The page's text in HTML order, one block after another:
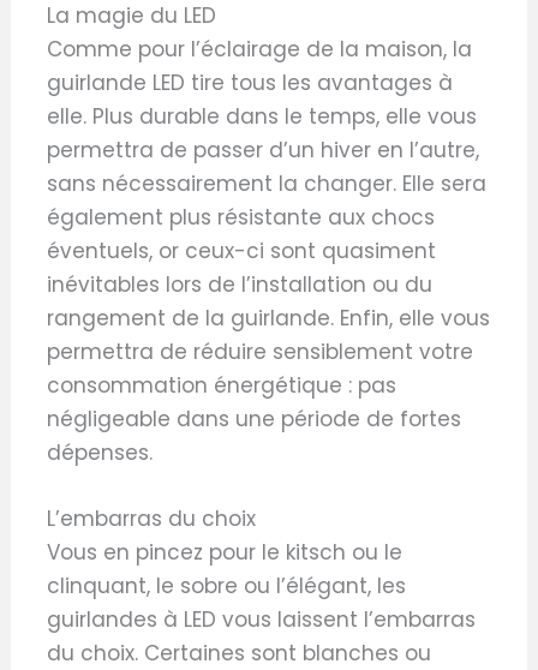
La magie du LED
Comme pour l’éclairage de la maison, la
guirlande LED tire tous les avantages à
elle. Plus durable dans le temps, elle vous
permettra de passer d’un hiver en l’autre,
sans nécessairement la changer. Elle sera
également plus résistante aux chocs
éventuels, or ceux-ci sont quasiment
inévitables lors de l’installation ou du
rangement de la guirlande. Enfin, elle vous
permettra de réduire sensiblement votre
consommation énergétique : pas
négligeable dans une période de fortes
dépenses.
L’embarras du choix
Vous en pincez pour le kitsch ou le
clinquant, le sobre ou l’élégant, les
guirlandes à LED vous laissent l’embarras
du choix. Certaines sont blanches ou